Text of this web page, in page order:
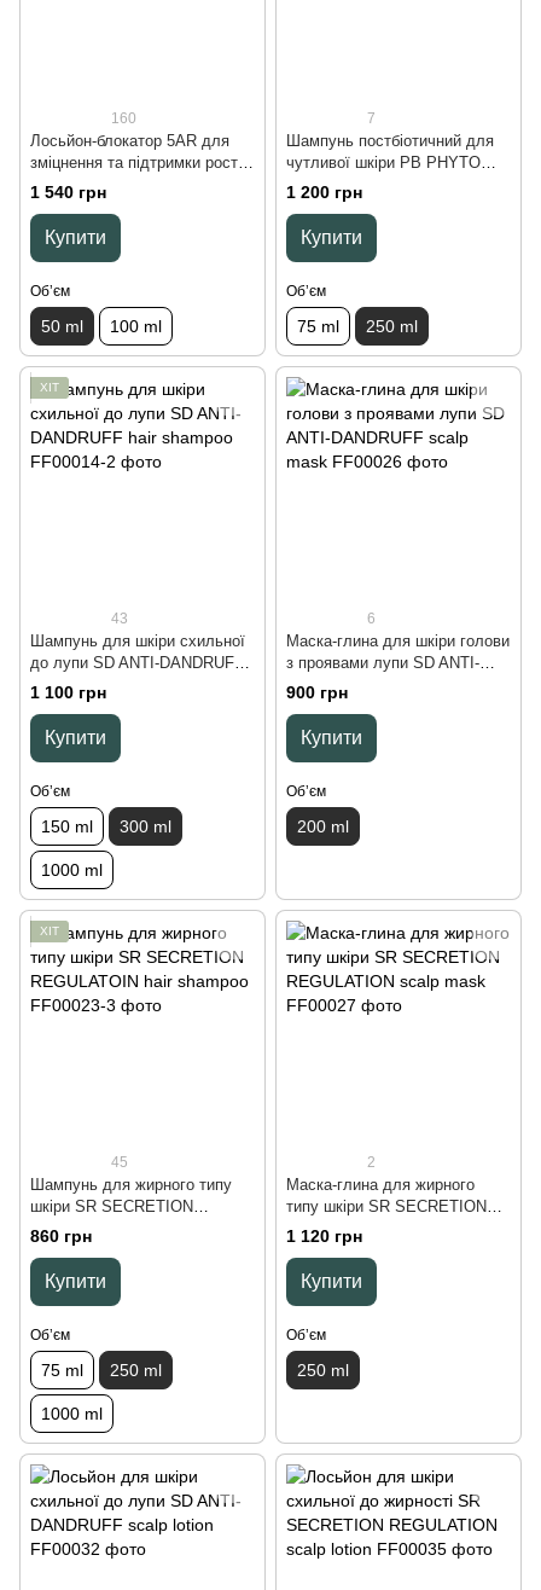
160
Лосьйон-блокатор 5AR для
зміцнення та підтримки росту
волосся 5AR ROOTS
RESTRAIN hair lotion, 50 ml
1 540 грн
Купити
Обʼєм
50 ml 100 ml
7
Шампунь постбіотичний для
чутливої шкіри PB PHYTO
BIOTIC hair shampoo, 250 ml
1 200 грн
Купити
Обʼєм
75 ml 250 ml
ХІТ
43
Шампунь для шкіри схильної
до лупи SD ANTI-DANDRUFF
hair shampoo, 300 ml
1 100 грн
Купити
Обʼєм
150 ml 300 ml
1000 ml
6
Маска-глина для шкіри голови
з проявами лупи SD ANTI-
DANDRUFF scalp mask, 200
900 грн
Купити
Обʼєм
200 ml
ХІТ
45
Шампунь для жирного типу
шкіри SR SECRETION
REGULATOIN hair shampoo,
250 ml
860 грн
Купити
Обʼєм
75 ml 250 ml
1000 ml
2
Маска-глина для жирного
типу шкіри SR SECRETION
REGULATION scalp mask, 250
1 120 грн
Купити
Обʼєм
250 ml